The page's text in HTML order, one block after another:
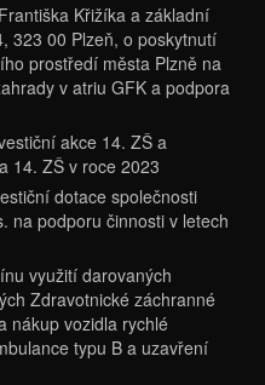
Křižíka a základní
323 00 Plzeň, o poskytnutí
prostředí města Plzně na
v atriu GFK a podpora
akce 14. ZŠ a
14. ZŠ v roce 2023
dotace společnosti
na podporu činnosti v letech
využití darovaných
Zdravotnické záchranné
nákup vozidla rychlé
typu B a uzavření